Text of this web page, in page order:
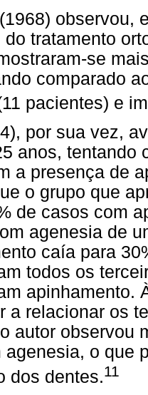
observou,
do tratamento
se
comparado
pacientes) e
por sua vez,
anos, tentando
a presença de
o grupo que
de casos com
agenesia de
caía para
todos os
apinhamento.
a relacionar os
autor observou
agenesia, o que
dos dentes.11